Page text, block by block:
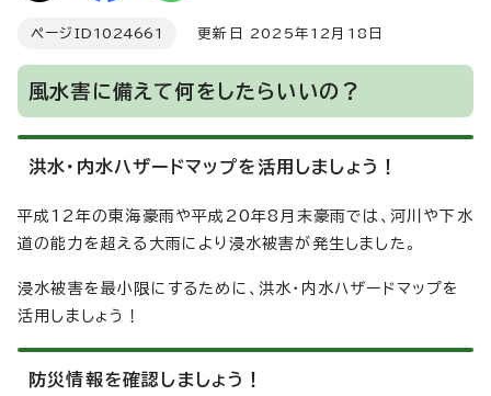
ページID 1024661 更新日 2025年12月18日
風水害に備えて何をしたらいいの？
洪水・内水ハザードマップを活用しましょう！
平成12年の東海豪雨や平成20年8月末豪雨では、河川や下水
道の能力を超える大雨により浸水被害が発生しました。
浸水被害を最小限にするために、洪水・内水ハザードマップを
活用しましょう！
防災情報を確認しましょう！